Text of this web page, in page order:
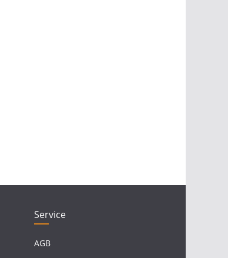
Service
AGB